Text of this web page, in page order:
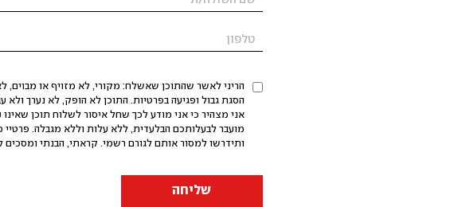
הריני לאשר שהתוכן שאשלח: מקורי, לא מזויף או מבוים,
אני מצהיר כי אני מודע לכך שחל איסור לשלוח תוכן
מועבר לבעלותכם הבלעדית, ללא עלות וללא מגבלה.
ותידרשו למסור אותם לגורם רשמי. קראתי, הבנתי ומסכים
שליחה